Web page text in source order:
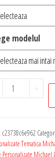
modelul
Cantitate
Husa
Personalizata
cu
+
c23738c6e962
Tematica
Personalizate Michael